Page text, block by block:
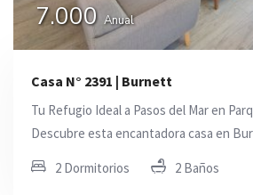
7.000 Anual
Casa N° 2391 | Burnett
Tu Refugio Ideal a Pasos del Mar en
Descubre esta encantadora casa en
2 Dormitorios 2 Baños